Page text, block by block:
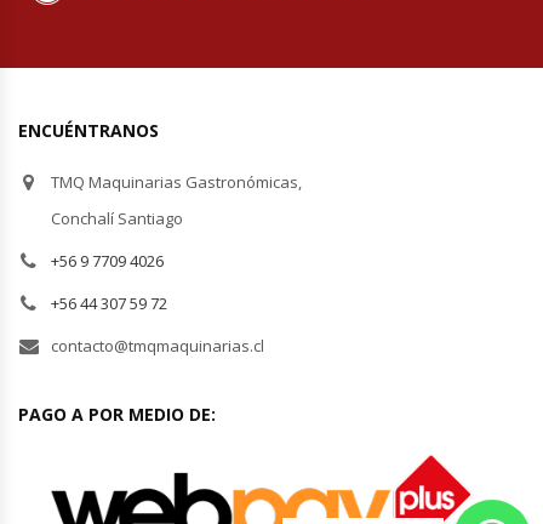
ENCUÉNTRANOS
TMQ Maquinarias Gastronómicas,
Conchalí Santiago
+56 9 7709 4026
+56 44 307 59 72
contacto@tmqmaquinarias.cl
PAGO A POR MEDIO DE: